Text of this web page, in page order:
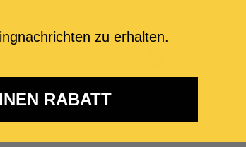
zu erhalten.
RABATT